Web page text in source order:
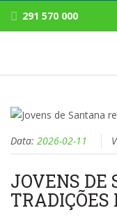
291 570 000
Data: 2026-02-11
JOVENS
TRADIÇÕES